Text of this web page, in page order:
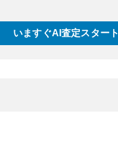
いますぐAI査定スタート